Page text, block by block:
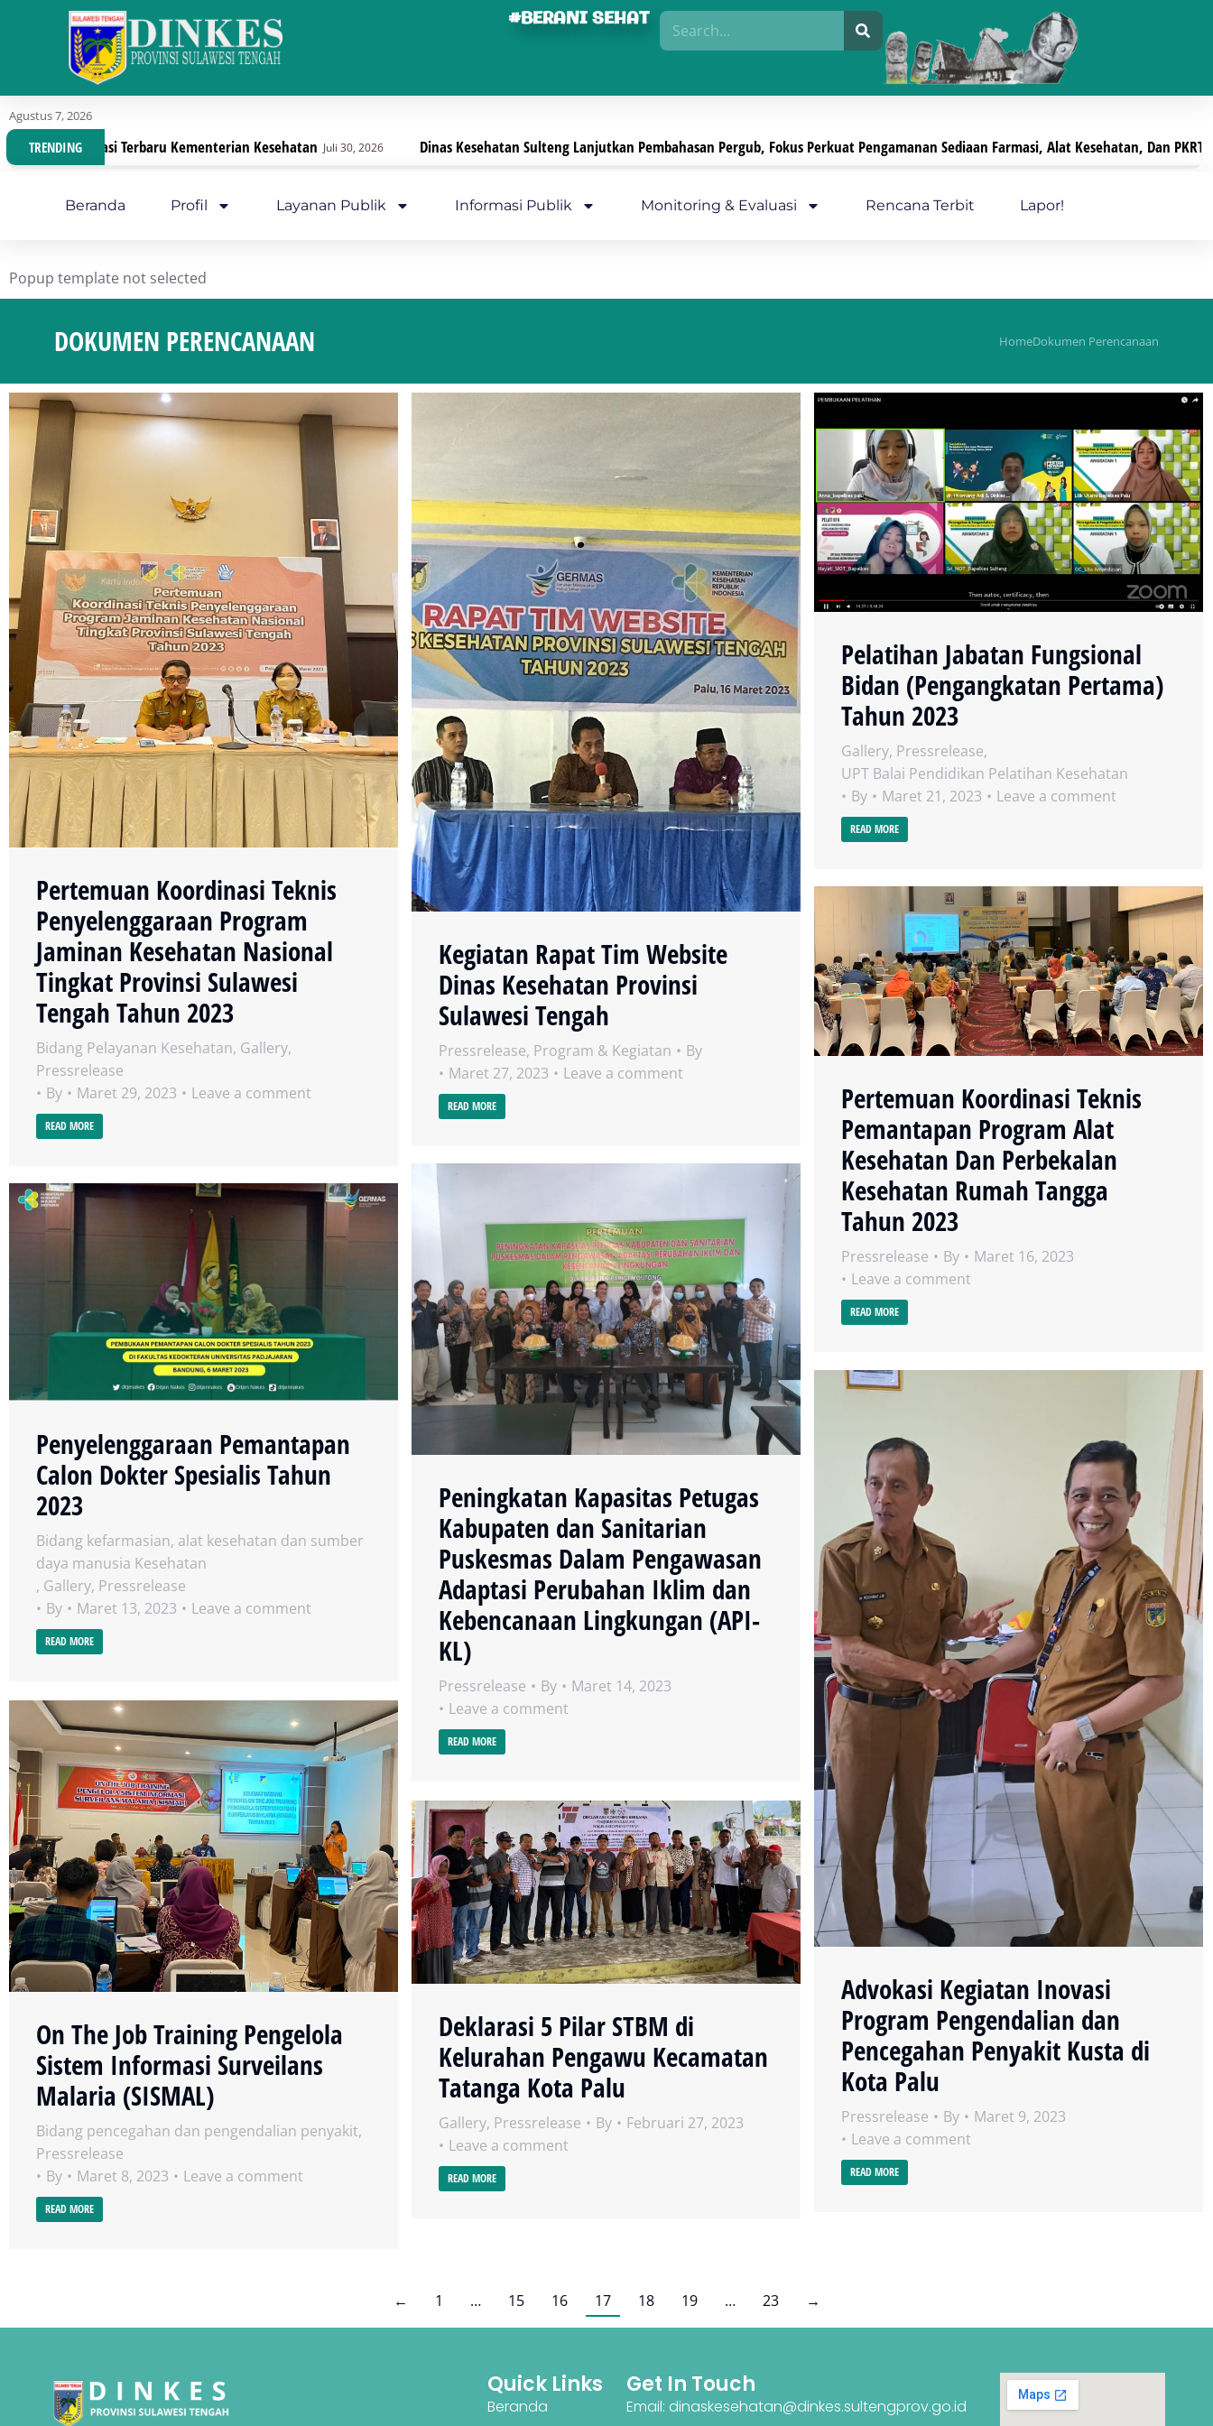
#BERANI SEHAT
Agustus 7, 2026
TRENDING
Kementerian Kesehatan Juli 30, 2026 Dinas Kesehatan Sulteng Lanjutkan Pembahasan Pergub, Fokus Perkuat Pengamanan Sediaan Farmasi, Alat Kesehatan, Dan PKRT Juli 29, 2026
Beranda Profil Layanan Publik Informasi Publik Monitoring & Evaluasi Rencana Terbit Lapor!
Popup template not selected
DOKUMEN PERENCANAAN HomeDokumen Perencanaan
Pertemuan Koordinasi Teknis
Penyelenggaraan Program
Jaminan Kesehatan Nasional
Tingkat Provinsi Sulawesi
Tengah Tahun 2023
Bidang Pelayanan Kesehatan, Gallery,
Pressrelease
By
Maret 29, 2023 Leave a comment
READ MORE
Kegiatan Rapat Tim Website
Dinas Kesehatan Provinsi
Sulawesi Tengah
Pressrelease, Program & Kegiatan
By
Maret 27, 2023
Leave a comment
READ MORE
Pelatihan Jabatan Fungsional
Bidan (Pengangkatan Pertama)
Tahun 2023
Gallery, Pressrelease,
UPT Balai Pendidikan Pelatihan Kesehatan
By
Maret 21, 2023 Leave a comment
READ MORE
Pertemuan Koordinasi Teknis
Pemantapan Program Alat
Kesehatan Dan Perbekalan
Kesehatan Rumah Tangga
Tahun 2023
Pressrelease By
Maret 16, 2023
Leave a comment
READ MORE
Peningkatan Kapasitas Petugas
Kabupaten dan Sanitarian
Puskesmas Dalam Pengawasan
Adaptasi Perubahan Iklim dan
Kebencanaan Lingkungan (API-
KL)
Pressrelease By
Maret 14, 2023
Leave a comment
READ MORE
Penyelenggaraan Pemantapan
Calon Dokter Spesialis Tahun
2023
Bidang kefarmasian, alat kesehatan dan sumber
daya manusia Kesehatan
, Gallery, Pressrelease
By
Maret 13, 2023 Leave a comment
READ MORE
Advokasi Kegiatan Inovasi
Program Pengendalian dan
Pencegahan Penyakit Kusta di
Kota Palu
Pressrelease By
Maret 9, 2023
Leave a comment
READ MORE
On The Job Training Pengelola
Sistem Informasi Surveilans
Malaria (SISMAL)
Bidang pencegahan dan pengendalian penyakit,
Pressrelease
By
Maret 8, 2023 Leave a comment
READ MORE
Deklarasi 5 Pilar STBM di
Kelurahan Pengawu Kecamatan
Tatanga Kota Palu
Gallery, Pressrelease By
Februari 27, 2023
Leave a comment
READ MORE
← 1 … 15 16 17 18 19 … 23 →
Quick Links
Beranda
Get In Touch
Email: dinaskesehatan@dinkes.sultengprov.go.id